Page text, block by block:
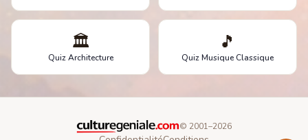
🏛️
Quiz Architecture
🎵
Quiz Musique Classique
© 2001–2026